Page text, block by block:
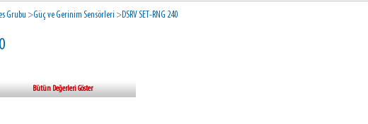
Grubu >Güç ve Gerinim Sensörleri >DSRV SET-RNG 240
Bütün Değerleri Göster